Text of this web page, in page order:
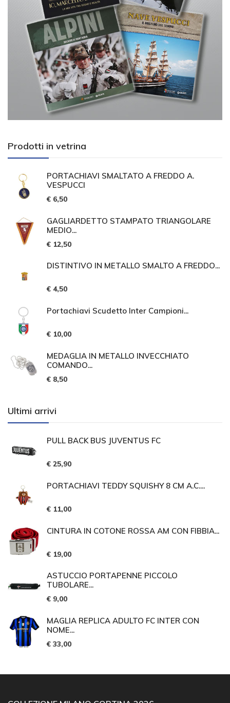
Prodotti in vetrina
PORTACHIAVI SMALTATO A FREDDO A.
VESPUCCI
€ 6,50
GAGLIARDETTO STAMPATO TRIANGOLARE
MEDIO...
€ 12,50
DISTINTIVO IN METALLO SMALTO A FREDDO...
€ 4,50
Portachiavi Scudetto Inter Campioni...
€ 10,00
MEDAGLIA IN METALLO INVECCHIATO
COMANDO...
€ 8,50
Ultimi arrivi
PULL BACK BUS JUVENTUS FC
€ 25,90
PORTACHIAVI TEDDY SQUISHY 8 CM A.C....
€ 11,00
CINTURA IN COTONE ROSSA AM CON FIBBIA...
€ 19,00
ASTUCCIO PORTAPENNE PICCOLO
TUBOLARE...
€ 9,00
MAGLIA REPLICA ADULTO FC INTER CON
NOME...
€ 33,00